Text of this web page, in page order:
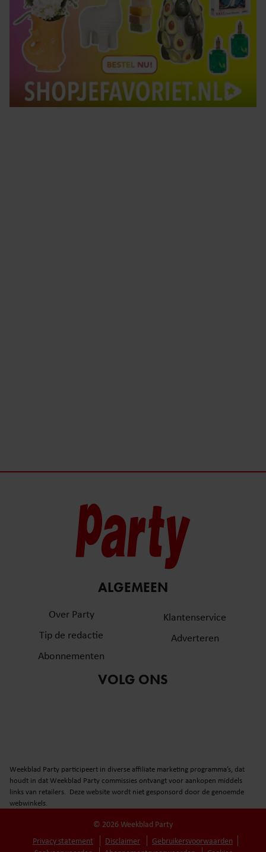
ALGEMEEN
Over Party
Tip de redactie
Abonnementen
Klantenservice
Adverteren
VOLG ONS
Weekblad Party participeert in diverse affiliate marketing programma’s, dat
houdt in dat Weekblad Party commissies ontvangt voor aankopen middels
links van retailers. Deze website wordt niet gesponsord door de genoemde
webwinkels.
© 2026 Weekblad Party
Privacy statement
Disclaimer
Gebruikersvoorwaarden